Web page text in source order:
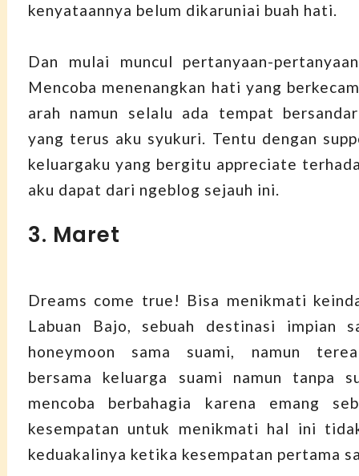
kenyataannya belum dikaruniai buah hati.
Dan mulai muncul pertanyaan-
Mencoba menenangkan hati yang
arah namun selalu ada tempat
yang terus aku syukuri. Tentu dengan
keluargaku yang bergitu appreciate
aku dapat dari ngeblog sejauh ini.
3. Maret
Dreams come true! Bisa menikmati
Labuan Bajo, sebuah destinasi impian
honeymoon sama suami, namun
bersama keluarga suami namun tanpa
mencoba berbahagia karena emang
kesempatan untuk menikmati hal ini
keduakalinya ketika kesempatan pertama